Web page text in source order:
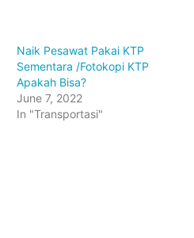
Naik Pesawat Pakai KTP
Sementara /Fotokopi KTP
Apakah Bisa?
June 7, 2022
In "Transportasi"